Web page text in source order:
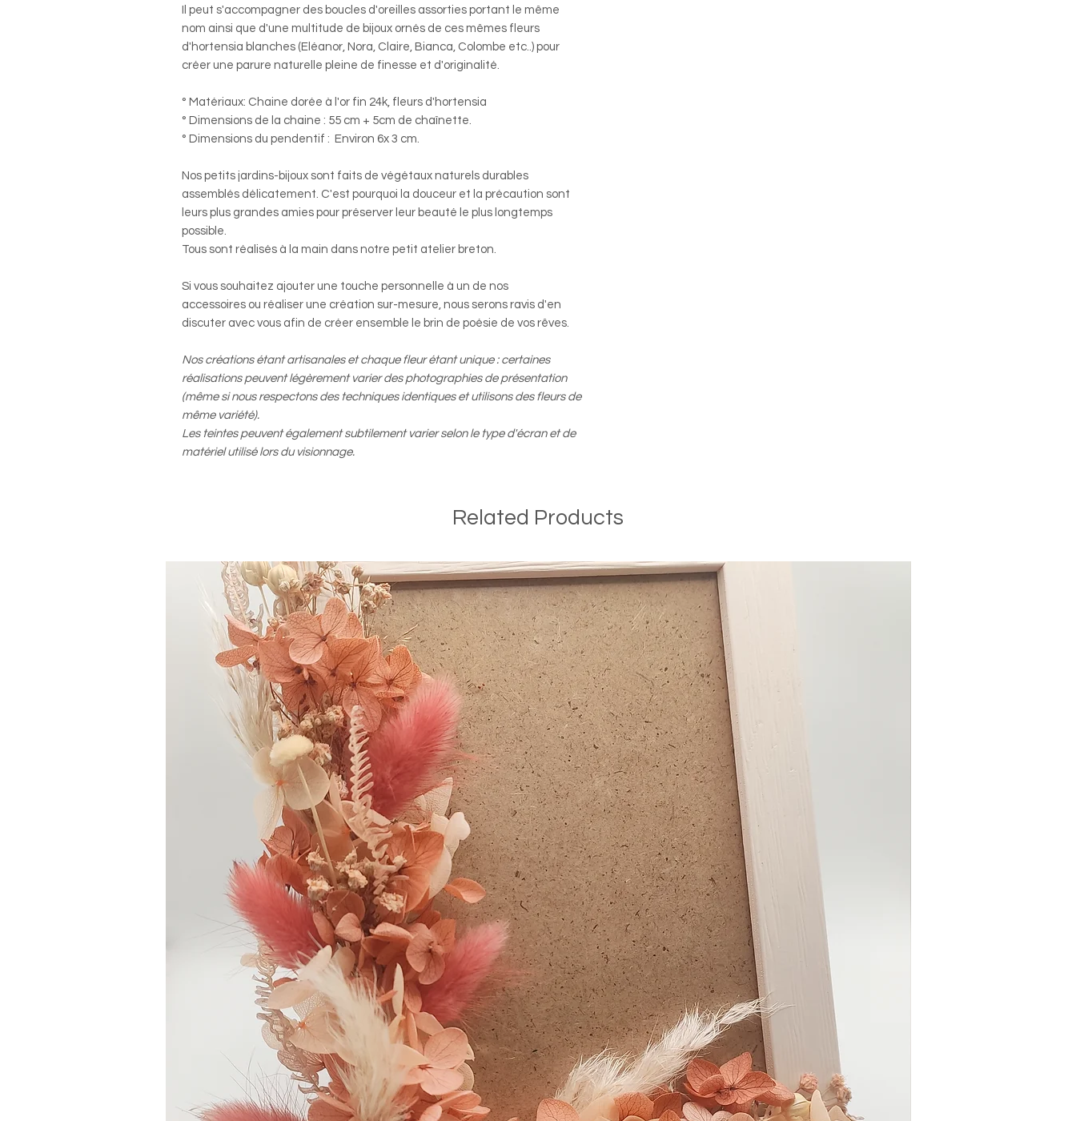
Il peut s'accompagner des boucles d'oreilles assorties portant le même
nom ainsi que d'une multitude de bijoux ornés de ces mêmes fleurs
d'hortensia blanches (Eléanor, Nora, Claire, Bianca, Colombe etc..) pour
créer une parure naturelle pleine de finesse et d'originalité.
° Matériaux: Chaine dorée à l'or fin 24k, fleurs d'hortensia
° Dimensions de la chaine : 55 cm + 5cm de chaînette.
° Dimensions du pendentif : Environ 6x 3 cm.
Nos petits jardins-bijoux sont faits de végétaux naturels durables
assemblés délicatement. C'est pourquoi la douceur et la précaution sont
leurs plus grandes amies pour préserver leur beauté le plus longtemps
possible.
Tous sont réalisés à la main dans notre petit atelier breton.
Si vous souhaitez ajouter une touche personnelle à un de nos
accessoires ou réaliser une création sur-mesure, nous serons ravis d'en
discuter avec vous afin de créer ensemble le brin de poésie de vos rêves.
Nos créations étant artisanales et chaque fleur étant unique : certaines
réalisations peuvent légèrement varier des photographies de présentation
(même si nous respectons des techniques identiques et utilisons des fleurs de
même variété).
Les teintes peuvent également subtilement varier selon le type d'écran et de
matériel utilisé lors du visionnage.
Related Products